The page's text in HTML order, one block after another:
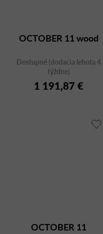
OCTOBER 11 wood
Dostupné (dodacia lehota 4
týždne)
1 191,87 €
OCTOBER 11